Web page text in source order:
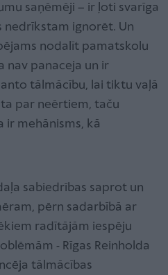
saņēmēji – ir ļoti svarīga
nedrīkstam ignorēt. Un
nodalīt pamatskolu
nav panaceja un ir
tālmācību, lai tiktu vaļā
par neērtiem, taču
ir mehānisms, kā
sabiedrības saprot un
pērn sadarbībā ar
radītājām iespēju
- Rīgas Reinholda
tālmācības